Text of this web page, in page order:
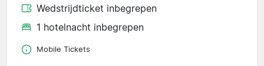
Wedstrijdticket inbegrepen
1 hotelnacht inbegrepen
Mobile Tickets